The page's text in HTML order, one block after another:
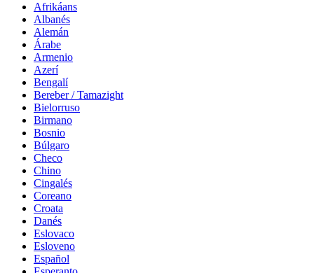
Afrikáans
Albanés
Alemán
Árabe
Armenio
Azerí
Bengalí
Bereber / Tamazight
Bielorruso
Birmano
Bosnio
Búlgaro
Checo
Chino
Cingalés
Coreano
Croata
Danés
Eslovaco
Esloveno
Español